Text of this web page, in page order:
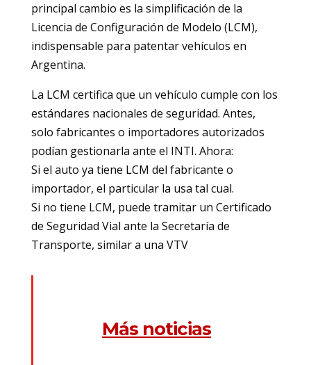
principal cambio es la simplificación de la
Licencia de Configuración de Modelo (LCM),
indispensable para patentar vehículos en
Argentina.
La LCM certifica que un vehículo cumple con los
estándares nacionales de seguridad. Antes,
solo fabricantes o importadores autorizados
podían gestionarla ante el INTI. Ahora:
Si el auto ya tiene LCM del fabricante o
importador, el particular la usa tal cual.
Si no tiene LCM, puede tramitar un Certificado
de Seguridad Vial ante la Secretaría de
Transporte, similar a una VTV
Más noticias